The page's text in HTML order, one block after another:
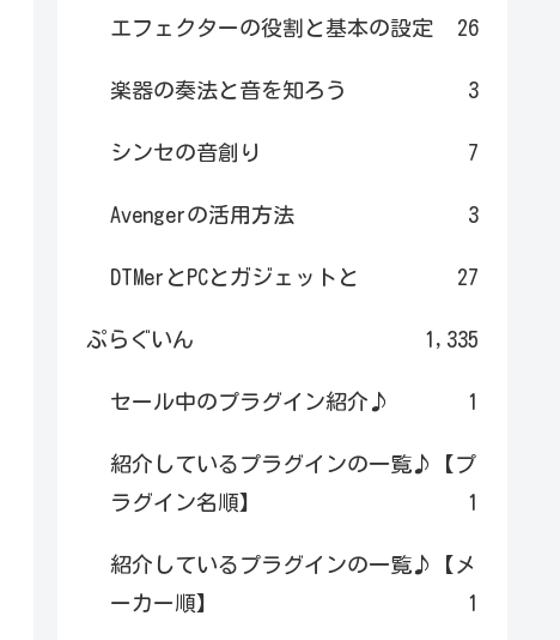
エフェクターの役割と基本の設定 26
楽器の奏法と音を知ろう 3
シンセの音創り 7
Avengerの活用方法 3
DTMerとPCとガジェットと 27
ぷらぐいん 1,335
セール中のプラグイン紹介♪ 1
紹介しているプラグインの一覧♪【プ
ラグイン名順】
1
紹介しているプラグインの一覧♪【メ
ーカー順】
1